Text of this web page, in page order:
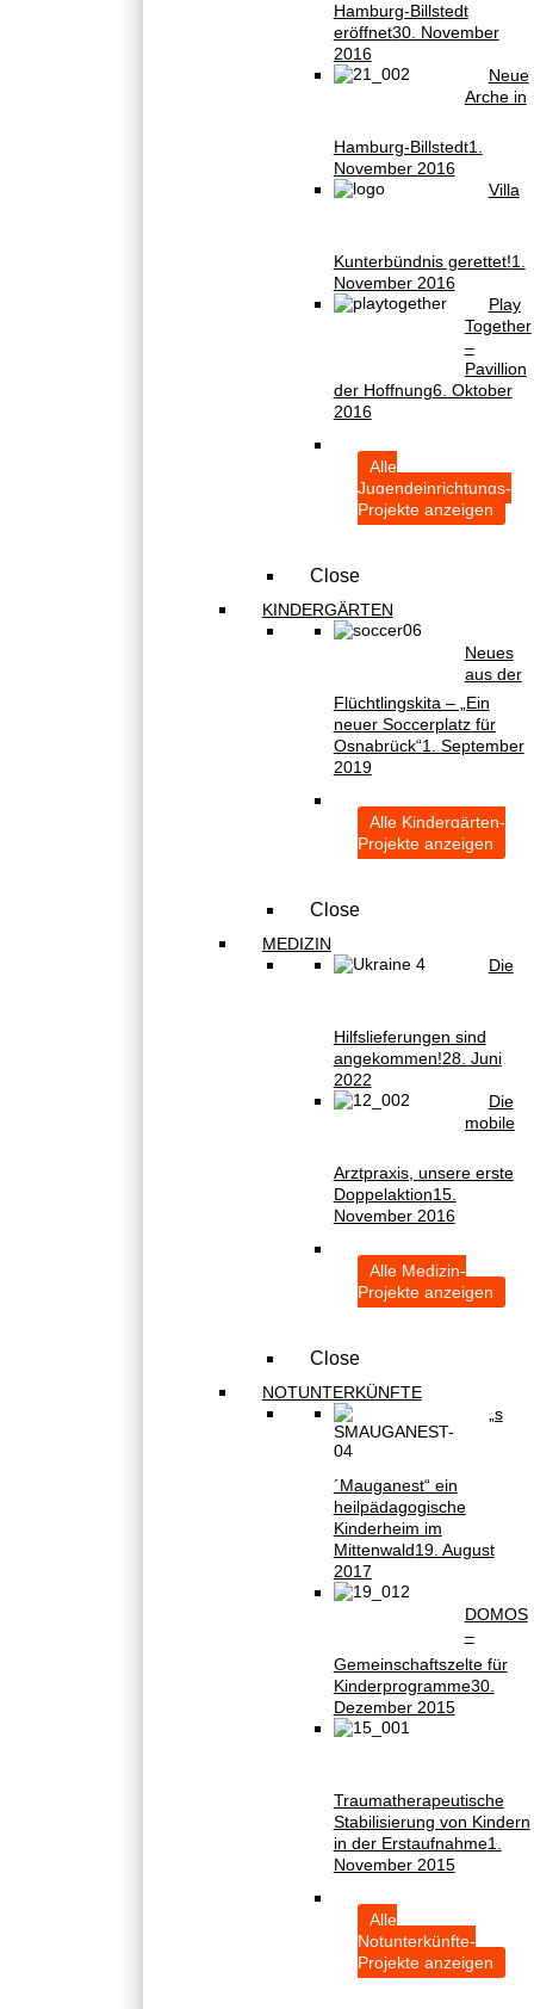
Hamburg-Billstedt
eröffnet30. November
2016
Neue
Arche in
Hamburg-Billstedt1.
November 2016
Villa
Kunterbündnis gerettet!1.
November 2016
Play
Together
–
Pavillion
der Hoffnung6. Oktober
2016
Alle
Jugendeinrichtungs-
Projekte anzeigen
Close
KINDERGÄRTEN
Neues
aus der
Flüchtlingskita – „Ein
neuer Soccerplatz für
Osnabrück“1. September
2019
Alle Kindergärten-
Projekte anzeigen
Close
MEDIZIN
Die
Hilfslieferungen sind
angekommen!28. Juni
2022
Die
mobile
Arztpraxis, unsere erste
Doppelaktion15.
November 2016
Alle Medizin-
Projekte anzeigen
Close
NOTUNTERKÜNFTE
„s
´Mauganest“ ein
heilpädagogische
Kinderheim im
Mittenwald19. August
2017
DOMOS
–
Gemeinschaftszelte für
Kinderprogramme30.
Dezember 2015
Traumatherapeutische
Stabilisierung von Kindern
in der Erstaufnahme1.
November 2015
Alle
Notunterkünfte-
Projekte anzeigen